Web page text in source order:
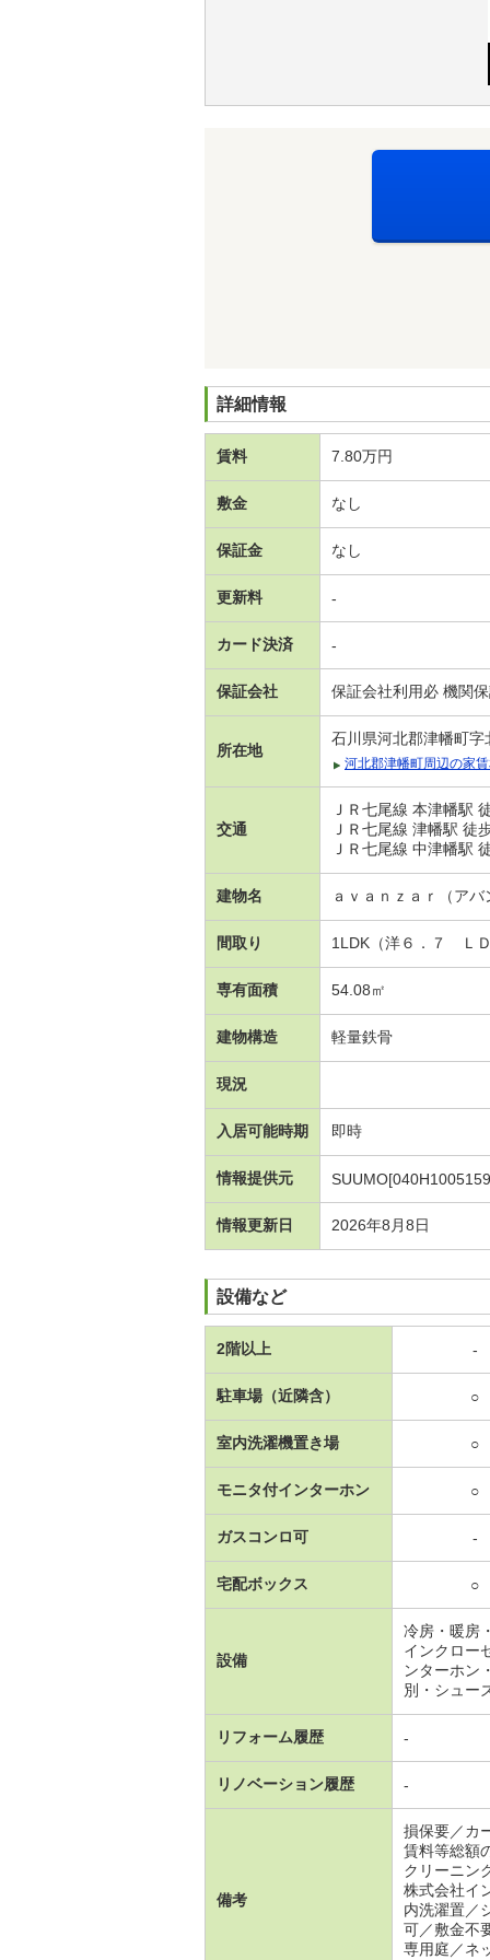
詳細情報
賃料 7.80万円
敷金 なし
保証金 なし
更新料 -
カード決済 -
保証会社 保証会社利用必 機関
所在地
石川県河北郡津幡町字
河北郡津幡町周辺の家
交通
ＪＲ七尾線 本津幡駅
ＪＲ七尾線 津幡駅 徒
ＪＲ七尾線 中津幡駅
建物名 ａｖａｎｚａｒ（ア
間取り 1LDK（洋６．７ Ｌ
専有面積 54.08㎡
建物構造 軽量鉄骨
現況
入居可能時期 即時
情報提供元
情報更新日 2026年8月8日
設備など
2階以上 -
駐車場（近隣含） ○
室内洗濯機置き場 ○
モニタ付インターホン ○
ガスコンロ可 -
宅配ボックス ○
設備
冷房・暖房
インクロー
ンターホン
別・シュー
リフォーム履歴 -
リノベーション履歴 -
備考
損保要／カ
賃料等総額
クリーニン
株式会社イ
内洗濯置／
可／敷金不
専用庭／ネ